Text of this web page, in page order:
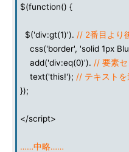
$(function() {
$('div:gt(1)'). // 2番目より
css('border', 'solid 1px
add('div:eq(0)'). // 要素
text('this!'); // テキストを
});
</script>
……中略……